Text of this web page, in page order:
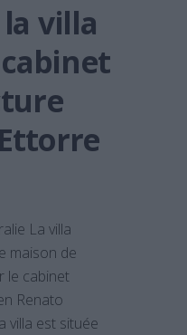
villa
La villa
maison de
le cabinet
Renato
villa est située